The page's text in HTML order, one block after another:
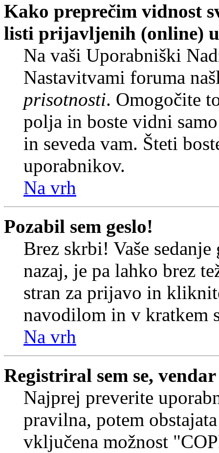
Kako preprečim vidnost
listi prijavljenih (online)
Na vaši Uporabniški
Nastavitvami foruma
prisotnosti. Omogočite
polja in boste vidni
in seveda vam. Šteti
uporabnikov.
Na vrh
Pozabil sem geslo!
Brez skrbi! Vaše
nazaj, je pa lahko brez
stran za prijavo in
navodilom in v kratkem
Na vrh
Registriral sem se,
Najprej preverite
pravilna, potem
vključena možnost